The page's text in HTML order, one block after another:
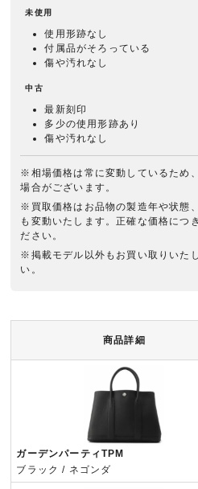
未使用
使用形跡なし
付属品がそろっている
傷や汚れなし
中古
最新刻印
多少の使用形跡あり
傷や汚れなし
※相場価格は常に変動しているため
場合がございます。
※買取価格はお品物の製造年や状態
も変動いたします。正確な価格につ
ださい。
※掲載モデル以外もお買い取りいた
い。
商品詳細
ガーデンパーティTPM
ブラック / ネゴンダ